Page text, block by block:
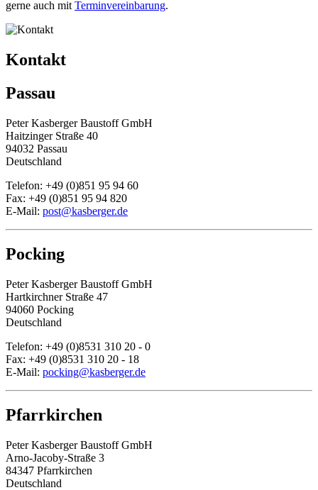
gerne auch mit Terminvereinbarung.
Kontakt
Passau
Peter Kasberger Baustoff GmbH
Haitzinger Straße 40
94032 Passau
Deutschland
Telefon: +49 (0)851 95 94 60
Fax: +49 (0)851 95 94 820
E-Mail: post@kasberger.de
Pocking
Peter Kasberger Baustoff GmbH
Hartkirchner Straße 47
94060 Pocking
Deutschland
Telefon: +49 (0)8531 310 20 - 0
Fax: +49 (0)8531 310 20 - 18
E-Mail: pocking@kasberger.de
Pfarrkirchen
Peter Kasberger Baustoff GmbH
Arno-Jacoby-Straße 3
84347 Pfarrkirchen
Deutschland